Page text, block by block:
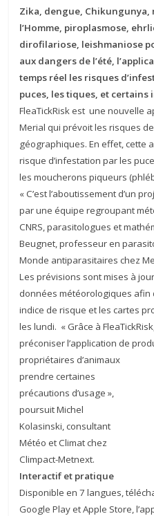
Zika, dengue, Chikungunya,
l’Homme, piroplasmose,
dirofilariose, leishmaniose
aux dangers de l’été,
temps réel les risques
puces, les tiques, et certains
FleaTickRisk est une nouvelle
Merial qui prévoit les risques
géographiques. En effet, cette
risque d’infestation par les
les moucherons piqueurs
« C’est l’aboutissement d’un
par une équipe regroupant
CNRS, parasitologues et
Beugnet, professeur en
Monde antiparasitaires chez
Les prévisions sont mises à
données météorologiques afin
indice de risque et les cartes
les lundi. « Grâce à
préconiser l’application de
propriétaires d’animaux
prendre certaines
précautions d’usage »,
poursuit Michel
Kolasinski, consultant
Météo et Climat chez
Climpact-Metnext.
Interactif et pratique
Disponible en 7 langues,
Google Play et Apple Store,